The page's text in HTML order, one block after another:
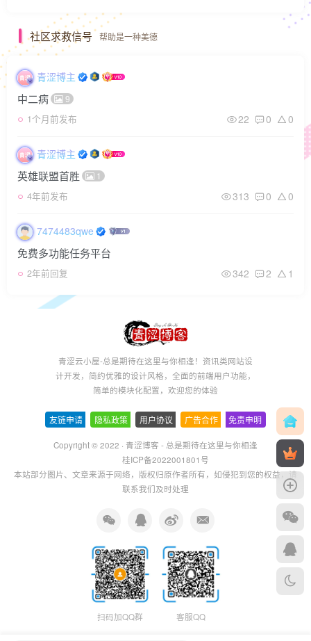
社区求救信号 帮助是一种美德
青涩博主
中二病 9
1个月前发布 22 0 0
青涩博主
英雄联盟首胜 1
4年前发布 313 0 0
7474483qwe
免费多功能任务平台
2年前回复 342 2 1
青涩云小屋-总是期待在这里与你相逢！资讯类网站设
计开发，简约优雅的设计风格，全面的前端用户功能，
简单的模块化配置，欢迎您的体验
友链申请 隐私政策 用户协议 广告合作 免责申明
Copyright © 2022 · 青涩博客 - 总是期待在这里与你相逢
桂ICP备2022001801号
本站部分图片、文章来源于网络，版权归原作者所有，如侵犯到您的权益，请
联系我们及时处理
扫码加QQ群 客服QQ